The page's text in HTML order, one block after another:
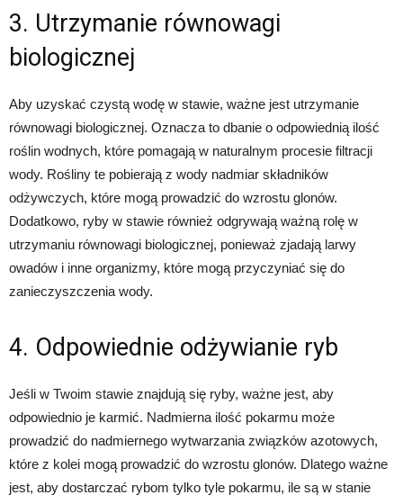
3. Utrzymanie równowagi
biologicznej
Aby uzyskać czystą wodę w stawie, ważne jest utrzymanie
równowagi biologicznej. Oznacza to dbanie o odpowiednią ilość
roślin wodnych, które pomagają w naturalnym procesie filtracji
wody. Rośliny te pobierają z wody nadmiar składników
odżywczych, które mogą prowadzić do wzrostu glonów.
Dodatkowo, ryby w stawie również odgrywają ważną rolę w
utrzymaniu równowagi biologicznej, ponieważ zjadają larwy
owadów i inne organizmy, które mogą przyczyniać się do
zanieczyszczenia wody.
4. Odpowiednie odżywianie ryb
Jeśli w Twoim stawie znajdują się ryby, ważne jest, aby
odpowiednio je karmić. Nadmierna ilość pokarmu może
prowadzić do nadmiernego wytwarzania związków azotowych,
które z kolei mogą prowadzić do wzrostu glonów. Dlatego ważne
jest, aby dostarczać rybom tylko tyle pokarmu, ile są w stanie